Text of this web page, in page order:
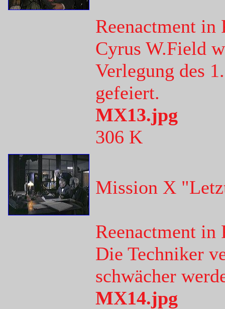
Reenactment in
Cyrus W.Field
Verlegung des
gefeiert.
MX13.jpg
306 K
Mission X
Reenactment in
Die Techniker
schwächer
MX14.jpg